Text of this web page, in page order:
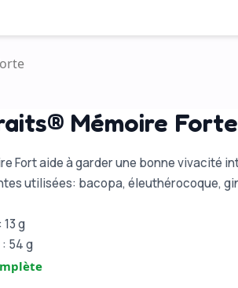
Mémoire Forte
Fort aide à garder une bonne vivacité
utilisées: bacopa, éleuthérocoque,
g
54 g